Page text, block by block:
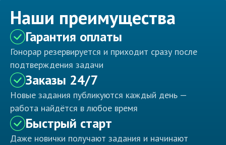
Наши преимущества
Гарантия оплаты
Гонорар резервируется и приходит сразу после
подтверждения задачи
Заказы 24/7
Новые задания публикуются каждый день —
работа найдётся в любое время
Быстрый старт
Даже новички получают задания и начинают